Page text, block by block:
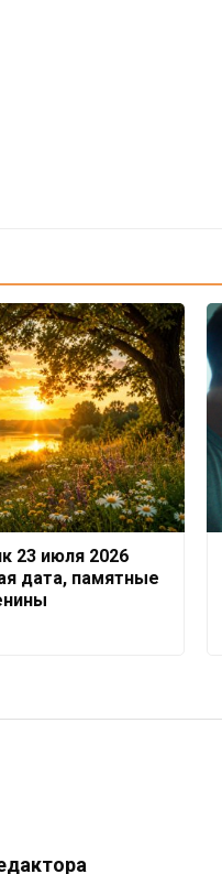
23 июля 2026
дата, памятные